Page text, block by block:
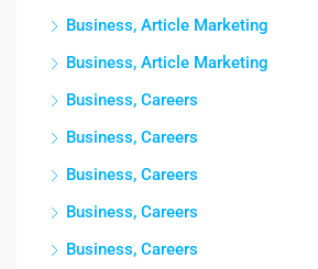
Business, Article Marketing
Business, Article Marketing
Business, Careers
Business, Careers
Business, Careers
Business, Careers
Business, Careers